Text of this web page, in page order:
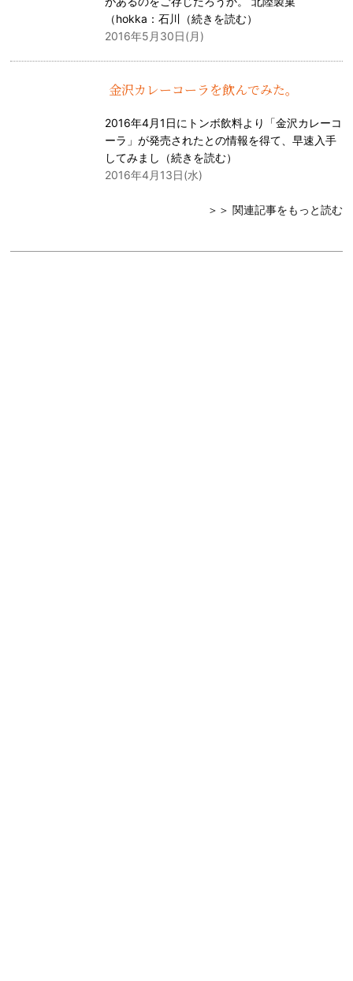
（hokka：石川（続きを読む）
2016年5月30日(月)
金沢カレーコーラを飲んでみた。
2016年4月1日にトンボ飲料より「金沢カレーコ
ーラ」が発売されたとの情報を得て、早速入手
してみまし（続きを読む）
2016年4月13日(水)
＞＞ 関連記事をもっと読む